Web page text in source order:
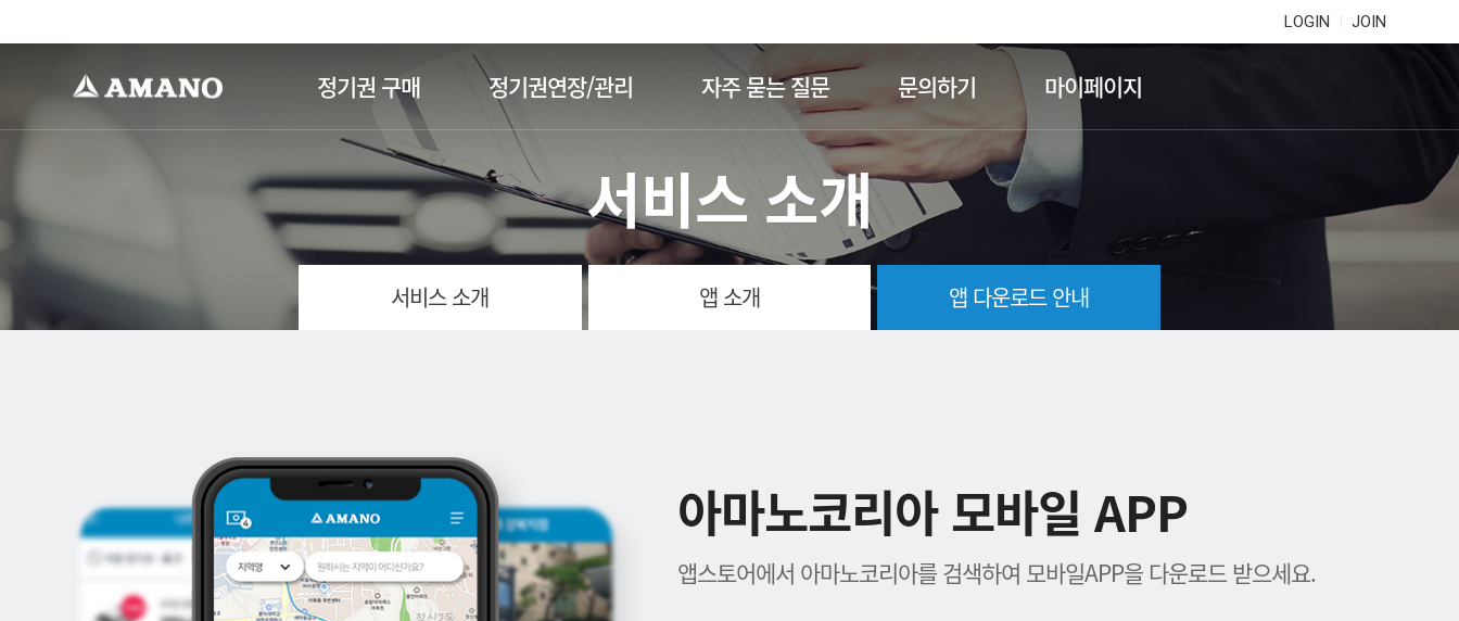
LOGIN JOIN
정기권 구매 정기권연장/관리 자주 묻는 질문 문의하기 마이페이지
서비스 소개
서비스 소개 앱 소개 앱 다운로드 안내
아마노코리아 모바일 APP
앱스토어에서 아마노코리아를 검색하여 모바일APP을 다운로드 받으세요.